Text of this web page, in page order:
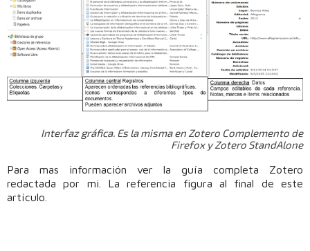
Interfaz gráfica. Es la misma en Zotero Complemento de
Firefox y Zotero StandAlone
Para mas información ver la guía completa Zotero
redactada por mi. La referencia figura al final de este
artículo.